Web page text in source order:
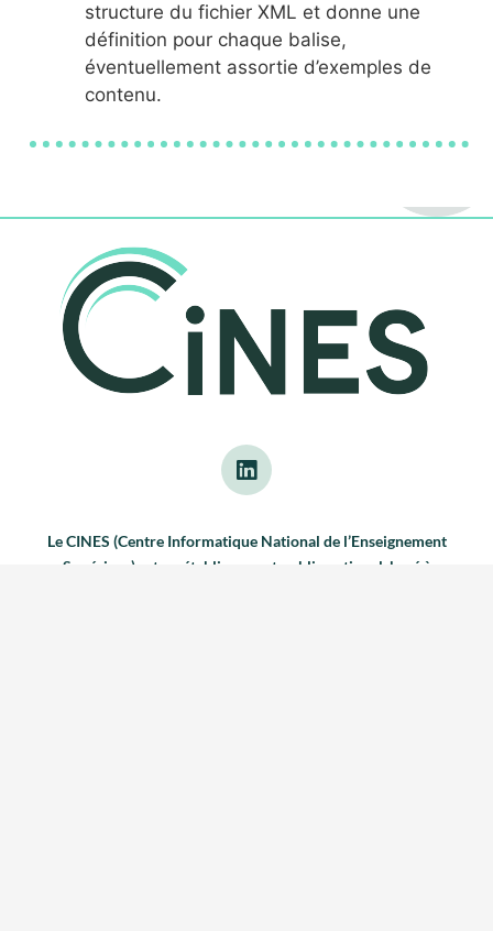
structure du fichier XML et donne une
définition pour chaque balise,
éventuellement assortie d’exemples de
contenu.
Le CINES (Centre Informatique National de l’Enseignement
Supérieur) est un établissement public national, basé à